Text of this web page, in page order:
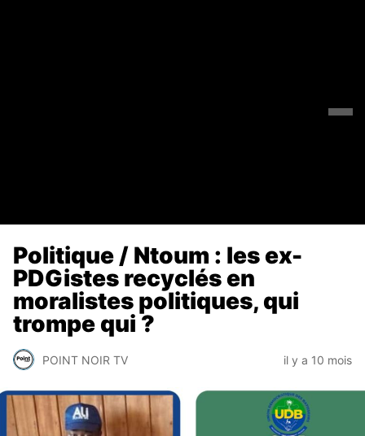
Politique / Ntoum : les ex-
PDGistes recyclés en
moralistes politiques, qui
trompe qui ?
POINT NOIR TV il y a 10 mois